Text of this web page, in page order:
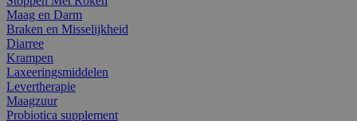
Maag en Darm
Braken en Misselijkheid
Diarree
Krampen
Laxeeringsmiddelen
Levertherapie
Maagzuur
Probiotica supplement